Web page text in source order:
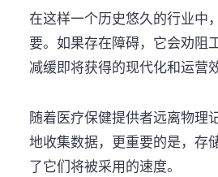
在这样一个历史悠久的行业中
要。如果存在障碍，它会劝阻
减缓即将获得的现代化和运营
随着医疗保健提供者远离物理
地收集数据，更重要的是，存
了它们将被采用的速度。